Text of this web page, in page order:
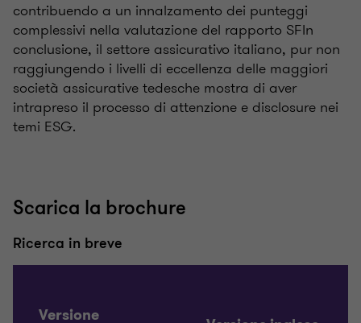
contribuendo a un innalzamento dei punteggi
complessivi nella valutazione del rapporto SFIn
conclusione, il settore assicurativo italiano, pur non
raggiungendo i livelli di eccellenza delle maggiori
società assicurative tedesche mostra di aver
intrapreso il processo di attenzione e disclosure nei
temi ESG.
Scarica la brochure
Ricerca in breve
Versione